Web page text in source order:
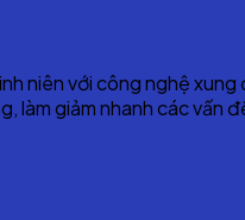
niên với công nghệ
giảm nhanh các vấn